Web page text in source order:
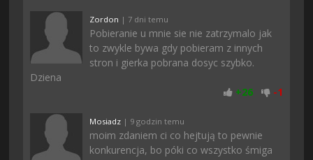
Zordon | 7 dni temu
Pobieranie u mnie sie nie zatrzymalo jak
to zwykle bywa gdy pobieram z innych
stron i gierka pobrana dosyc szybko.
Dziena
+26 -1
Mosiadz | 9 godzin temu
moim zdaniem ci co hejtują to pewnie
konkurencja, bo póki co wszystko śmiga